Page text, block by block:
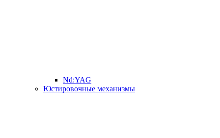
Nd:YAG
Юстировочные механизмы